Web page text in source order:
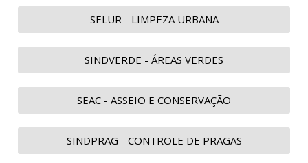
SELUR - LIMPEZA URBANA
SINDVERDE - ÁREAS VERDES
SEAC - ASSEIO E CONSERVAÇÃO
SINDPRAG - CONTROLE DE PRAGAS